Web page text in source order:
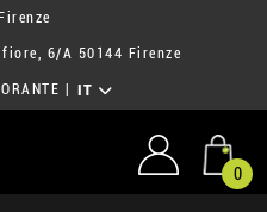
6/A 50144 Firenze
IT
0